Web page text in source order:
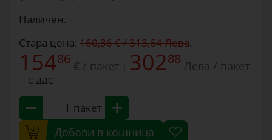
Наличен.
Стара цена: 160,36 € / 313,64 Лева.
15486 € / пакет | 30288 Лева / пакет
С ДДС
пакет
Добави в кошница